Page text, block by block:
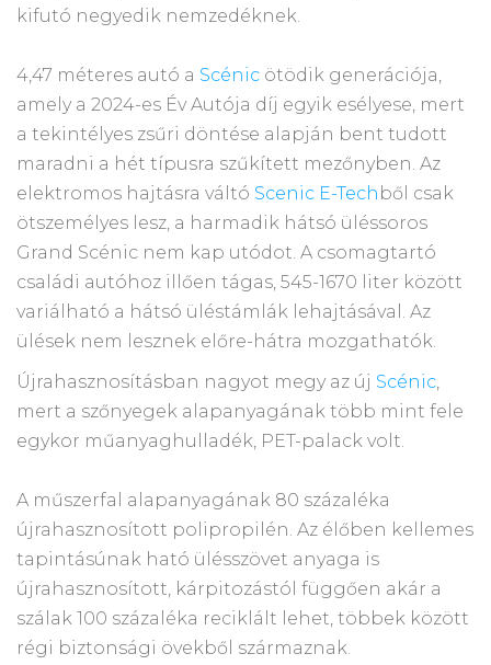
kifutó negyedik nemzedéknek.
4,47 méteres autó a Scénic ötödik generációja,
amely a 2024-es Év Autója díj egyik esélyese, mert
a tekintélyes zsűri döntése alapján bent tudott
maradni a hét típusra szűkített mezőnyben. Az
elektromos hajtásra váltó Scenic E-Tech ből csak
ötszemélyes lesz, a harmadik hátsó üléssoros
Grand Scénic nem kap utódot. A csomagtartó
családi autóhoz illően tágas, 545-1670 liter között
variálható a hátsó üléstámlák lehajtásával. Az
ülések nem lesznek előre-hátra mozgathatók.
Újrahasznosításban nagyot megy az új Scénic,
mert a szőnyegek alapanyagának több mint fele
egykor műanyaghulladék, PET-palack volt.
A műszerfal alapanyagának 80 százaléka
újrahasznosított polipropilén. Az élőben kellemes
tapintásúnak ható ülésszövet anyaga is
újrahasznosított, kárpitozástól függően akár a
szálak 100 százaléka reciklált lehet, többek között
régi biztonsági övekből származnak.